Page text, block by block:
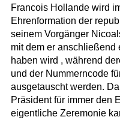
Francois Hollande wird
Ehrenformation der
seinem Vorgänger
mit dem er anschließend
haben wird , während
und der Nummerncode
ausgetauscht werden.
Präsident für immer den
eigentliche Zeremonie